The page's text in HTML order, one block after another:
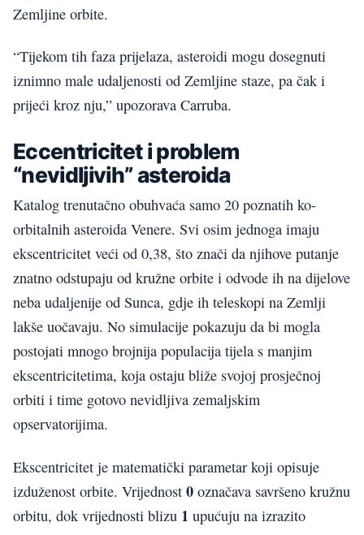
Zemljine orbite.
“Tijekom tih faza prijelaza, asteroidi mogu dosegnuti
iznimno male udaljenosti od Zemljine staze, pa čak i
prijeći kroz nju,” upozorava Carruba.
Eccentricitet i problem
“nevidljivih” asteroida
Katalog trenutačno obuhvaća samo 20 poznatih ko-
orbitalnih asteroida Venere. Svi osim jednoga imaju
ekscentricitet veći od 0,38, što znači da njihove putanje
znatno odstupaju od kružne orbite i odvode ih na dijelove
neba udaljenije od Sunca, gdje ih teleskopi na Zemlji
lakše uočavaju. No simulacije pokazuju da bi mogla
postojati mnogo brojnija populacija tijela s manjim
ekscentricitetima, koja ostaju bliže svojoj prosječnoj
orbiti i time gotovo nevidljiva zemaljskim
opservatorijima.
Ekscentricitet je matematički parametar koji opisuje
izduženost orbite. Vrijednost 0 označava savršeno kružnu
orbitu, dok vrijednosti blizu 1 upućuju na izrazito